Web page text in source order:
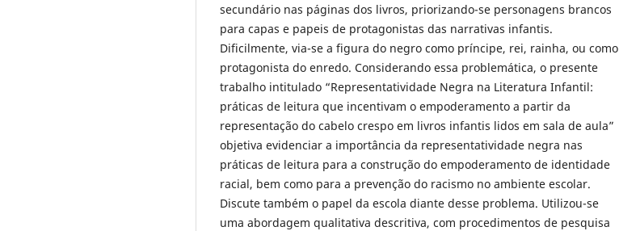
secundário nas páginas dos livros, priorizando-se personagens brancos
para capas e papeis de protagonistas das narrativas infantis.
Dificilmente, via-se a figura do negro como príncipe, rei, rainha, ou como
protagonista do enredo. Considerando essa problemática, o presente
trabalho intitulado “Representatividade Negra na Literatura Infantil:
práticas de leitura que incentivam o empoderamento a partir da
representação do cabelo crespo em livros infantis lidos em sala de aula”
objetiva evidenciar a importância da representatividade negra nas
práticas de leitura para a construção do empoderamento de identidade
racial, bem como para a prevenção do racismo no ambiente escolar.
Discute também o papel da escola diante desse problema. Utilizou-se
uma abordagem qualitativa descritiva, com procedimentos de pesquisa